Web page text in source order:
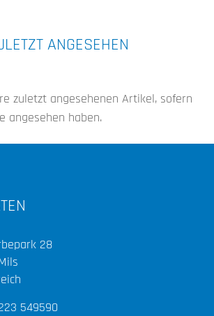
ANGESEHEN
zuletzt angesehenen Artikel, sofern
angesehen haben.
28
549590